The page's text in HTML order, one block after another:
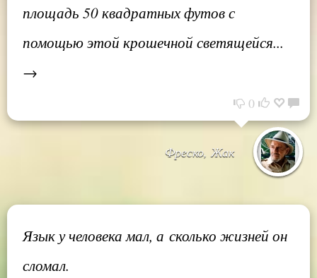
площадь 50 квадратных футов с
помощью этой крошечной светящейся...
→
0
Фреско, Жак
Язык у человека мал, а сколько жизней он
сломал.